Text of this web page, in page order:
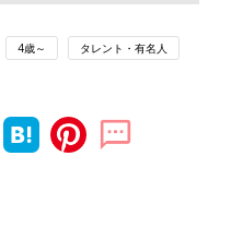
4歳～ タレント・有名人